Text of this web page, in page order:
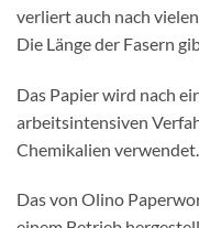
verliert auch nach
Die Länge der Fasern
Das Papier wird nach
arbeitsintensiven
Chemikalien verwendet.
Das von Olino